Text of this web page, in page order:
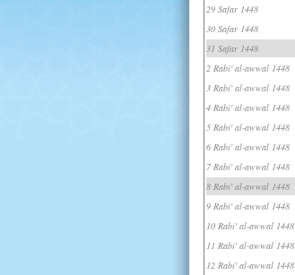
29 Safar 1448
30 Safar 1448
31 Safar 1448
2 Rabi' al-awwal 1448
3 Rabi' al-awwal 1448
4 Rabi' al-awwal 1448
5 Rabi' al-awwal 1448
6 Rabi' al-awwal 1448
7 Rabi' al-awwal 1448
8 Rabi' al-awwal 1448
9 Rabi' al-awwal 1448
10 Rabi' al-awwal 1448
11 Rabi' al-awwal 1448
12 Rabi' al-awwal 1448